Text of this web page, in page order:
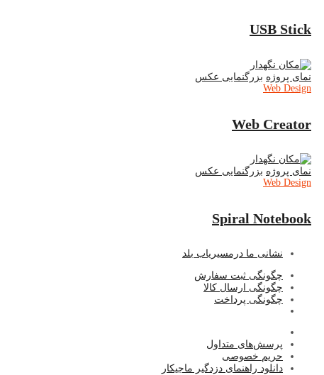
USB Stick
نمای پروژه بزرگنمایی عکس
Web Design
Web Creator
نمای پروژه بزرگنمایی عکس
Web Design
Spiral Notebook
نشانی ما درمسیریاب بلد
چگونگی ثبت سفارش
چگونگی ارسال کالا
چگونگی پرداخت
پرسش‌های متداول
حریم خصوصی
دانلود راهنمای دزدگیر ماجیکار